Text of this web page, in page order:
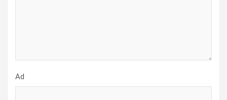
Ad